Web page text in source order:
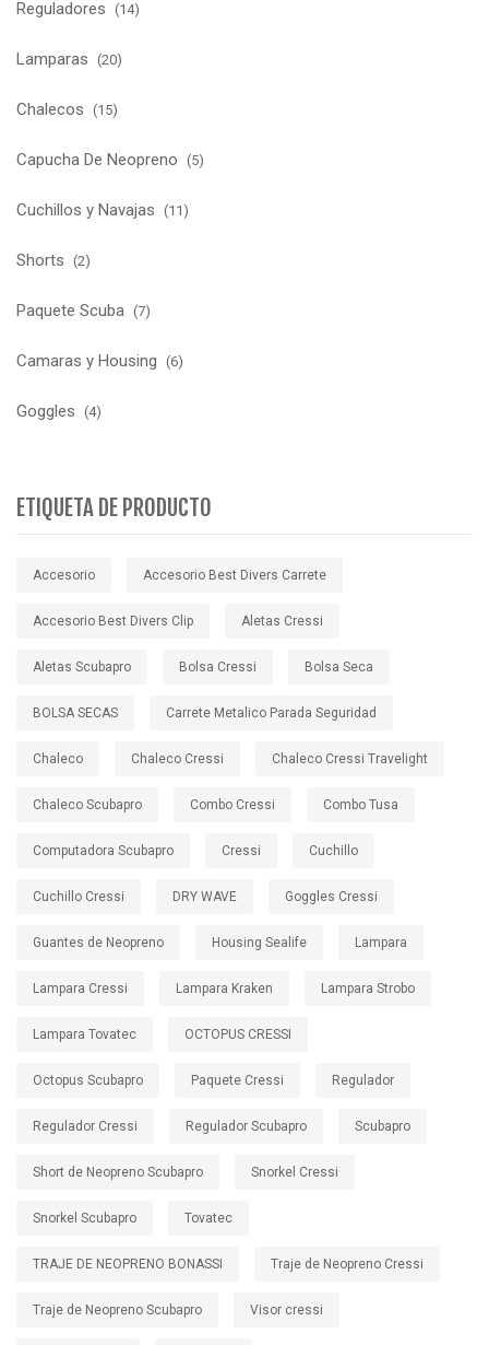
Reguladores (14)
Lamparas (20)
Chalecos (15)
Capucha De Neopreno (5)
Cuchillos y Navajas (11)
Shorts (2)
Paquete Scuba (7)
Camaras y Housing (6)
Goggles (4)
ETIQUETA DE PRODUCTO
Accesorio Accesorio Best Divers Carrete
Accesorio Best Divers Clip Aletas Cressi
Aletas Scubapro Bolsa Cressi Bolsa Seca
BOLSA SECAS Carrete Metalico Parada Seguridad
Chaleco Chaleco Cressi Chaleco Cressi Travelight
Chaleco Scubapro Combo Cressi Combo Tusa
Computadora Scubapro Cressi Cuchillo
Cuchillo Cressi DRY WAVE Goggles Cressi
Guantes de Neopreno Housing Sealife Lampara
Lampara Cressi Lampara Kraken Lampara Strobo
Lampara Tovatec OCTOPUS CRESSI
Octopus Scubapro Paquete Cressi Regulador
Regulador Cressi Regulador Scubapro Scubapro
Short de Neopreno Scubapro Snorkel Cressi
Snorkel Scubapro Tovatec
TRAJE DE NEOPRENO BONASSI Traje de Neopreno Cressi
Traje de Neopreno Scubapro Visor cressi